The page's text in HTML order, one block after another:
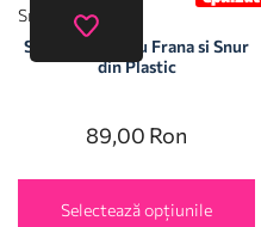
Sanie Tip Bob cu Frana si Snur
din Plastic
89,00 Ron
Selectează opțiunile